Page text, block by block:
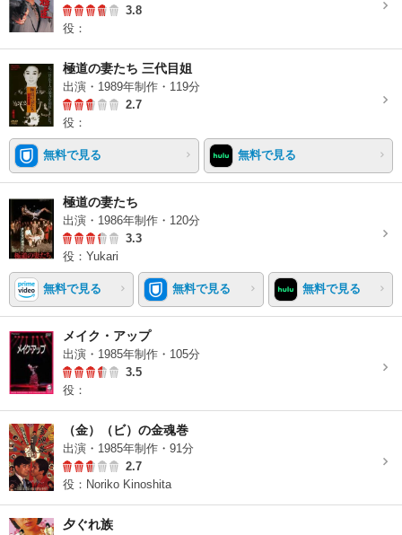
3.8
役：
極道の妻たち 三代目姐
出演・1989年制作・119分
2.7
役：
無料で見る 無料で見る
極道の妻たち
出演・1986年制作・120分
3.3
役：Yukari
無料で見る 無料で見る 無料で見る
メイク・アップ
出演・1985年制作・105分
3.5
役：
（金）（ビ）の金魂巻
出演・1985年制作・91分
2.7
役：Noriko Kinoshita
夕ぐれ族